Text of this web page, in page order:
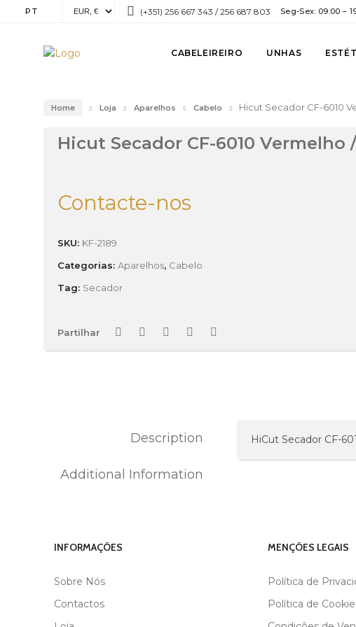
PT (+351) 256 667 343 / 256 687 803 Seg-Sex: 09:00 –
CABELEIREIRO UNHAS
Home Loja Aparelhos Cabelo Hicut Secador CF-6010
Hicut Secador CF-6010 Vermelho
Contacte-nos
SKU: KF-2189
Categorias: Aparelhos, Cabelo
Tag: Secador
Partilhar
Description
Additional Information
HiCut Secador CF-
MARCA
INFORMAÇÕES
Sobre Nós
Contactos
MENÇÕES LEGAIS
Política de
Política de